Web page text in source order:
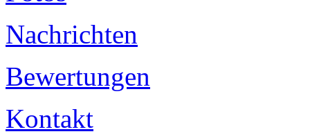
Nachrichten
Bewertungen
Kontakt